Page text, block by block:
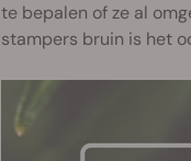
te bepalen of ze al
stampers bruin is het